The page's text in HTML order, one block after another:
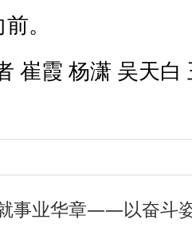
。
崔霞 杨潇 吴天白
事业华章——以奋斗